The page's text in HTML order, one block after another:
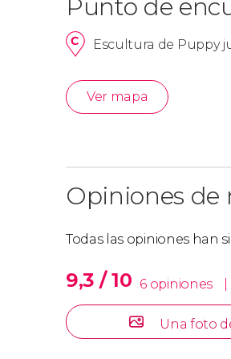
Punto de
Escultura de Puppy
Ver mapa
Opiniones de
Todas las opiniones han
9,3 / 10 6 opiniones
Una foto